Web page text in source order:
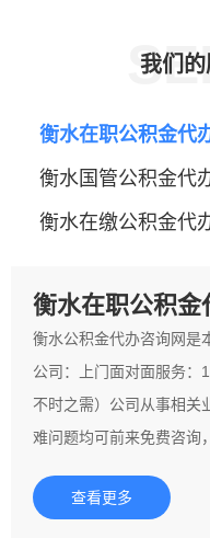
我们
衡水在职公积金代
衡水国管公积金代
衡水在缴公积金代
衡水在职公积金
衡水公积金代办咨询网是
公司：上门面对面服务：
不时之需）公司从事相关
难问题均可前来免费咨询
大朋友的公积金相关服务
查看更多